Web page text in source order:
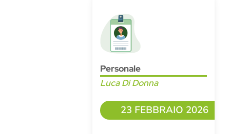
Personale
Luca Di Donna
23 FEBBRAIO 2026